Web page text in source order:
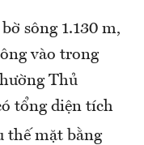
sông 1.130 m,
vào trong
Thủ
tổng diện tích
thế mặt bằng